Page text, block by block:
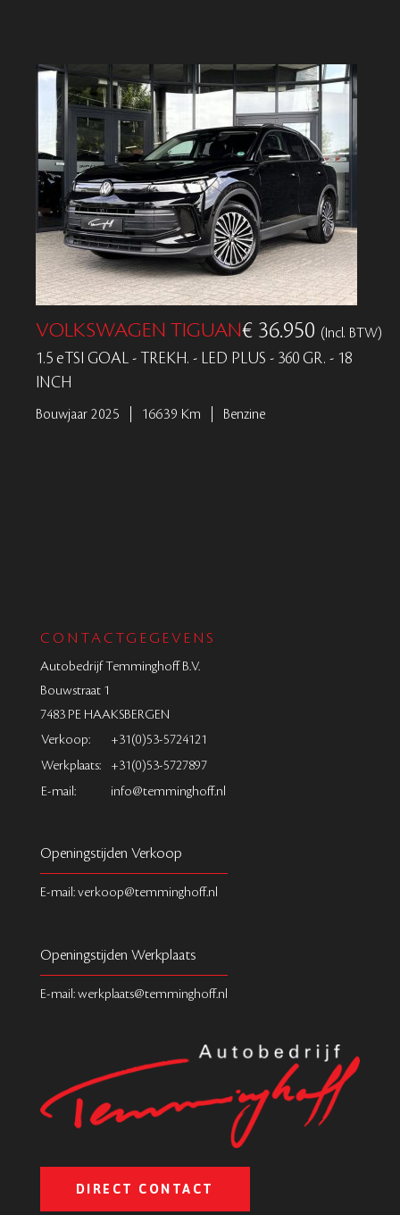
VOLKSWAGEN TIGUAN€ 36.950 (Incl. BTW)
1.5 eTSI GOAL - TREKH. - LED PLUS - 360 GR. - 18
INCH
Bouwjaar 2025 16639 Km Benzine
CONTACTGEGEVENS
Autobedrijf Temminghoff B.V.
Bouwstraat 1
7483 PE HAAKSBERGEN
Verkoop:
+31(0)53-5724121
Werkplaats:
+31(0)53-5727897
E-mail:
info@temminghoff.nl
Openingstijden Verkoop
E-mail: verkoop@temminghoff.nl
Openingstijden Werkplaats
E-mail: werkplaats@temminghoff.nl
DIRECT CONTACT